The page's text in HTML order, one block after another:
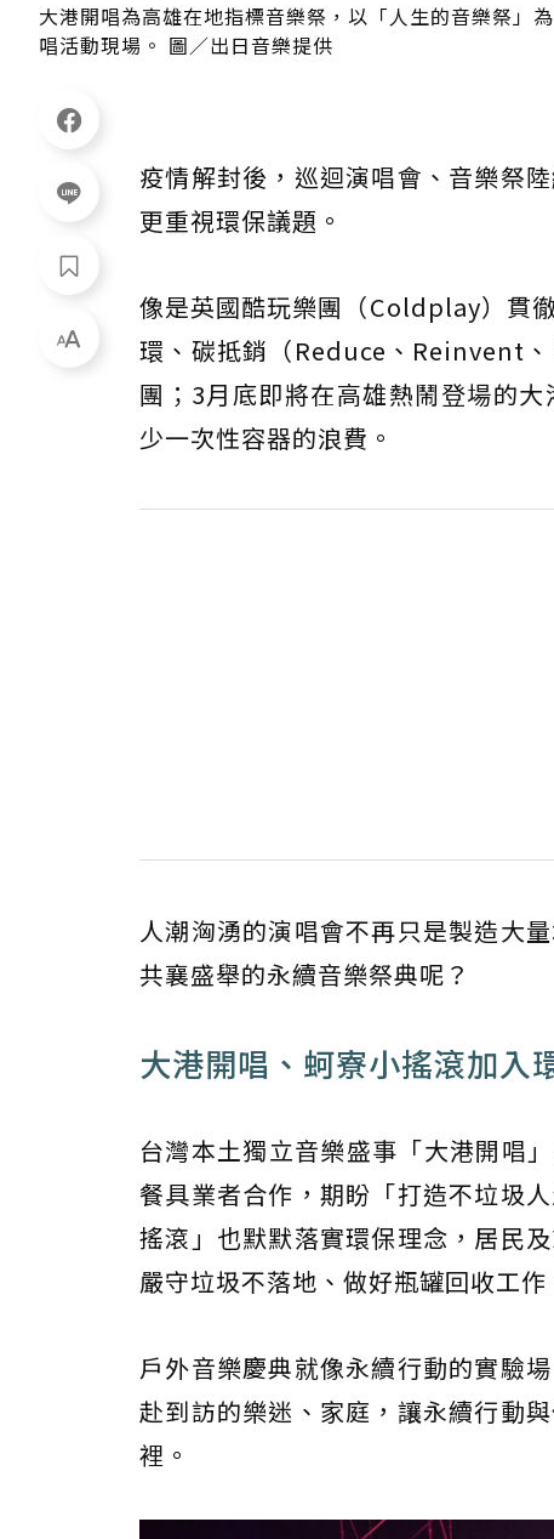
大港開唱為高雄在地指標音樂祭，以「人生的音樂祭」
唱活動現場。 圖／出日音樂提供
疫情解封後，巡迴演唱會、音樂祭
更重視環保議題。
像是英國酷玩樂團（Coldplay）貫
環、碳抵銷（Reduce、Reinvent
團；3月底即將在高雄熱鬧登場的
少一次性容器的浪費。
人潮洶湧的演唱會不再只是製造大
共襄盛舉的永續音樂祭典呢？
大港開唱、蚵寮小搖滾加入
台灣本土獨立音樂盛事「大港開唱
餐具業者合作，期盼「打造不垃圾
搖滾」也默默落實環保理念，居民
嚴守垃圾不落地、做好瓶罐回收工
戶外音樂慶典就像永續行動的實驗
赴到訪的樂迷、家庭，讓永續行動
裡。